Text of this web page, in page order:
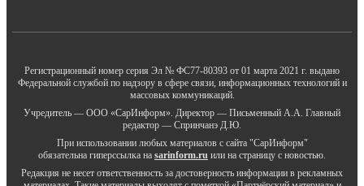
Регистрационный номер серия Эл № ФС77-80393 от 01 марта 2021 г. выдано
Федеральной службой по надзору в сфере связи, информационных технологий и
массовых коммуникаций.
Учредитель — ООО «СарИнформ». Директор — Письменный А.А. Главный
редактор — Спринчанэ Д.Ю.
При использовании любых материалов с сайта "СарИнформ"
обязательна гиперссылка на sarinform.ru или на страницу с новостью.
Редакция не несет ответственность за достоверность информации в рекламных